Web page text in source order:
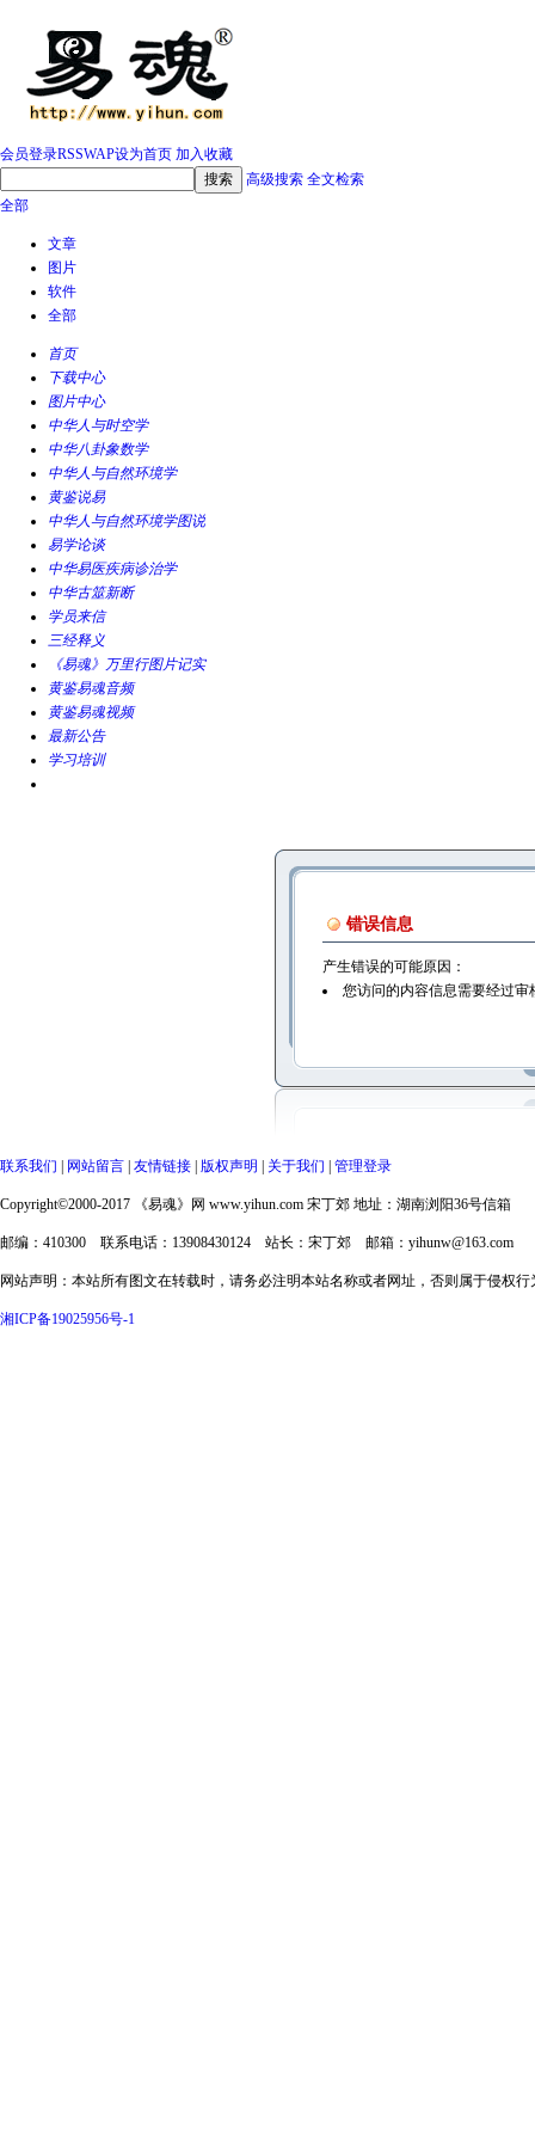
会员登录RSSWAP设为首页 加入收藏
高级搜索 全文检索
全部
文章
图片
软件
全部
首页
下载中心
图片中心
中华人与时空学
中华八卦象数学
中华人与自然环境学
黄鉴说易
中华人与自然环境学图说
易学论谈
中华易医疾病诊治学
中华古筮新断
学员来信
三经释义
《易魂》万里行图片记实
黄鉴易魂音频
黄鉴易魂视频
最新公告
学习培训
错误信息
产生错误的可能原因：
您访问的内容信息需要经过审
联系我们 网站留言 友情链接 版权声明 关于我们 管理登录
Copyright©2000-2017 《易魂》网 www.yihun.com 宋丁郊 地址：湖南浏阳36号信箱
邮编：410300 联系电话：13908430124 站长：宋丁郊 邮箱：yihunw@163.com
网站声明：本站所有图文在转载时，请务必注明本站名称或者网址，否则属于侵权
湘ICP备19025956号-1